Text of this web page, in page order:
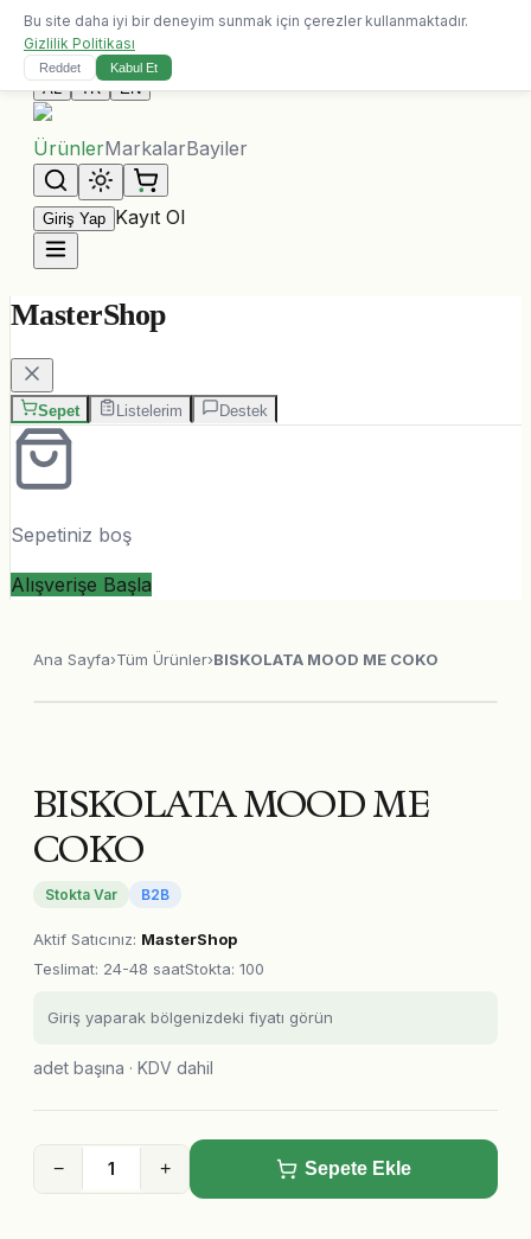
10.000 ALL üzeri siparişlerde ücretsiz kargo
Bize Ulaşın
AL TR EN
ÜrünlerMarkalarBayiler
Giriş Yap Kayıt Ol
MasterShop
Sepet Listelerim Destek
Sepetiniz boş
Alışverişe Başla
Ana Sayfa›Tüm Ürünler›BISKOLATA MOOD ME COKO
BISKOLATA MOOD ME
COKO
Stokta Var B2B
Aktif Satıcınız: MasterShop
Teslimat: 24-48 saatStokta: 100
Giriş yaparak bölgenizdeki fiyatı görün
adet başına · KDV dahil
− + Sepete Ekle
Bu site daha iyi bir deneyim sunmak için çerezler kullanmaktadır.
Gizlilik Politikası
Reddet Kabul Et